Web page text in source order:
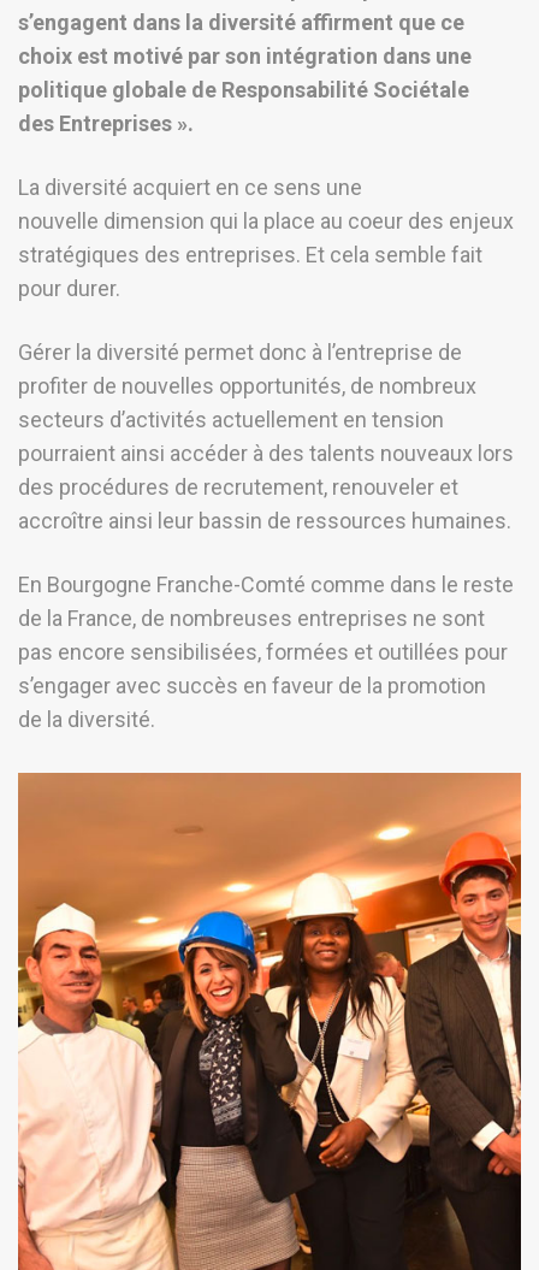
s’engagent dans la diversité affirment que ce
choix est motivé par son intégration dans une
politique globale de Responsabilité Sociétale
des Entreprises ».
La diversité acquiert en ce sens une
nouvelle dimension qui la place au coeur des enjeux
stratégiques des entreprises. Et cela semble fait
pour durer.
Gérer la diversité permet donc à l’entreprise de
profiter de nouvelles opportunités, de nombreux
secteurs d’activités actuellement en tension
pourraient ainsi accéder à des talents nouveaux lors
des procédures de recrutement, renouveler et
accroître ainsi leur bassin de ressources humaines.
En Bourgogne Franche-Comté comme dans le reste
de la France, de nombreuses entreprises ne sont
pas encore sensibilisées, formées et outillées pour
s’engager avec succès en faveur de la promotion
de la diversité.